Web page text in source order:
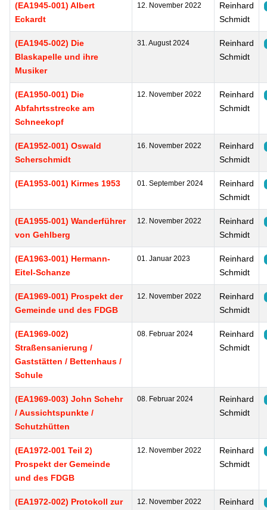
(EA1945-001) Albert
Eckardt
12. November 2022
Reinhard
Schmidt
(EA1945-002) Die
Blaskapelle und ihre
Musiker
31. August 2024
Reinhard
Schmidt
(EA1950-001) Die
Abfahrtsstrecke am
Schneekopf
12. November 2022
Reinhard
Schmidt
(EA1952-001) Oswald
Scherschmidt
16. November 2022
Reinhard
Schmidt
(EA1953-001) Kirmes 1953 01. September 2024
Reinhard
Schmidt
(EA1955-001) Wanderführer
von Gehlberg
12. November 2022
Reinhard
Schmidt
(EA1963-001) Hermann-
Eitel-Schanze
01. Januar 2023
Reinhard
Schmidt
(EA1969-001) Prospekt der
Gemeinde und des FDGB
12. November 2022
Reinhard
Schmidt
(EA1969-002)
Straßensanierung /
Gaststätten / Bettenhaus /
Schule
08. Februar 2024
Reinhard
Schmidt
(EA1969-003) John Schehr
/ Aussichtspunkte /
Schutzhütten
08. Februar 2024
Reinhard
Schmidt
(EA1972-001 Teil 2)
Prospekt der Gemeinde
und des FDGB
12. November 2022
Reinhard
Schmidt
(EA1972-002) Protokoll zur
12. November 2022
Reinhard